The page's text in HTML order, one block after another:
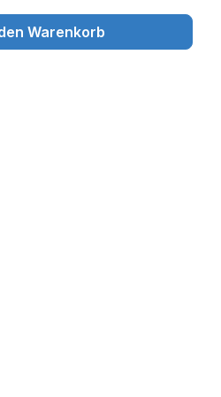
Wert
Warenkorb